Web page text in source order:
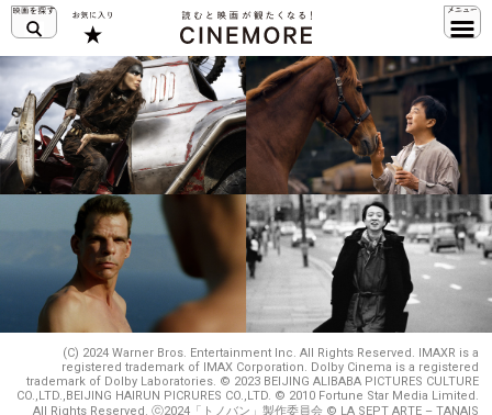
(C) 2024 Warner Bros. Entertainment Inc. All Rights Reserved. IMAXR is a
registered trademark of IMAX Corporation. Dolby Cinema is a registered
trademark of Dolby Laboratories. © 2023 BEIJING ALIBABA PICTURES CULTURE
CO.,LTD.,BEIJING HAIRUN PICRURES CO.,LTD. © 2010 Fortune Star Media Limited.
All Rights Reserved. ⓒ2024「トノバン」製作委員会 © LA SEPT ARTE – TANAIS